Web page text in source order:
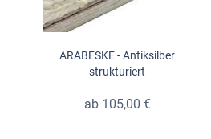
ARABESKE - Antiksilber
strukturiert
ab 105,00 €